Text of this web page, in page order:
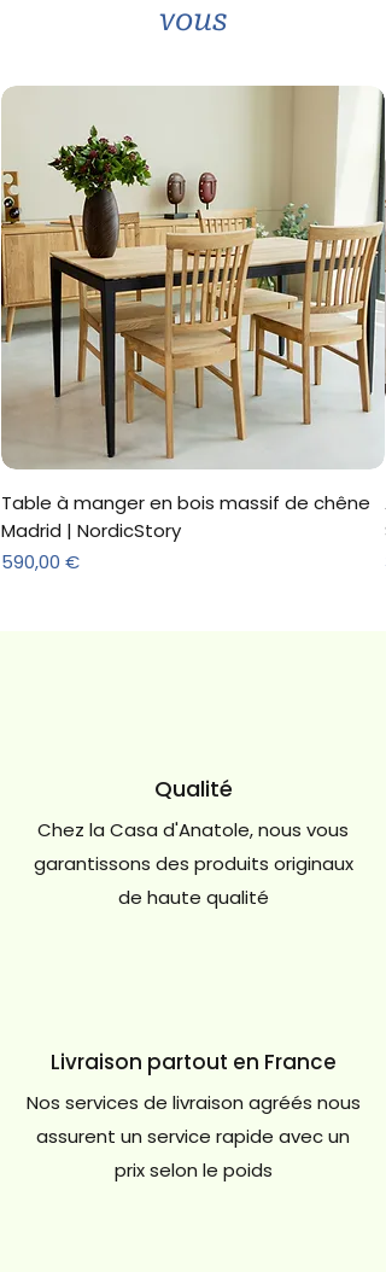
vous
Table à manger en bois massif de chêne
Madrid | NordicStory
Prix
590,00 €
Qualité
Chez la Casa d'Anatole, nous vous
garantissons des produits originaux
de haute qualité
Livraison partout en France
Nos services de livraison agréés nous
assurent un service rapide avec un
prix selon le poids